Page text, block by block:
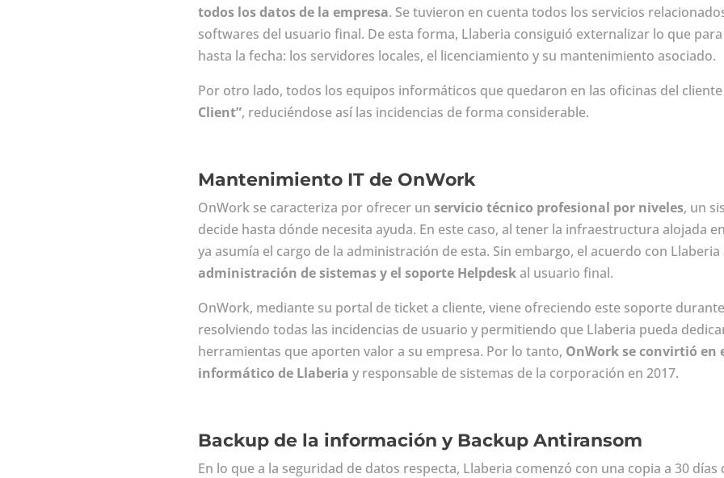
todos los datos de la empresa. Se tuvieron en cuenta todos los servicios
softwares del usuario final. De esta forma, Llaberia consiguió externalizar lo que
hasta la fecha: los servidores locales, el licenciamiento y su mantenimiento asociado.
Por otro lado, todos los equipos informáticos que quedaron en las oficinas del cliente
Client”, reduciéndose así las incidencias de forma considerable.
Mantenimiento IT de OnWork
OnWork se caracteriza por ofrecer unservicio técnico profesional por niveles, un
decide hasta dónde necesita ayuda. En este caso, al tener la infraestructura alojada
ya asumía el cargo de la administración de esta. Sin embargo, el acuerdo con
administración de sistemas y el soporte Helpdeskal usuario final.
OnWork, mediante su portal de ticket a cliente, viene ofreciendo este soporte
resolviendo todas las incidencias de usuario y permitiendo que Llaberia pueda
herramientas que aporten valor a su empresa. Por lo tanto, OnWork se convirtió
informático de Llaberia y responsable de sistemas de la corporación en 2017.
Backup de la información y Backup Antiransom
En lo que a la seguridad de datos respecta, Llaberia comenzó con una copia a 30